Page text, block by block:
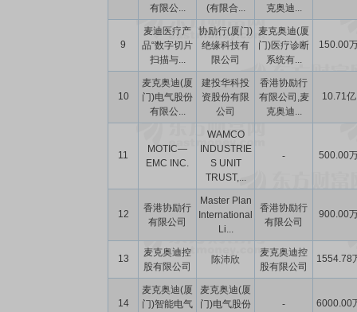
有限公...
(有限合...
克奥迪...
9
麦迪医疗产
品“数字切片
扫描与...
协励行(厦门)
绝缘科技有
限公司
麦克奥迪(厦
门)医疗诊断
系统有...
150.00
10
麦克奥迪(厦
门)电气股份
有限公...
建投华科投
资股份有限
公司
香港协励行
有限公司,麦
克奥迪...
10.71亿
11
MOTIC—
EMC INC.
WAMCO
INDUSTRIE
S UNIT
TRUST,...
- 500.00
12
香港协励行
有限公司
Master Plan
International
Li...
香港协励行
有限公司
900.00
13
麦克奥迪控
股有限公司
陈沛欣
麦克奥迪控
股有限公司
1554.78
14
麦克奥迪(厦
门)智能电气
麦克奥迪(厦
门)电气股份
- 6000.00